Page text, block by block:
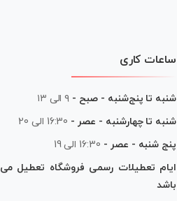
ساعات کاری
شنبه تا پنج‌شنبه - صبح - ۹ الی ۱۳
شنبه تا چهارشنبه - عصر - 16:30 الی 20
پنج شنبه - عصر - 16:30 الی 19
ایام تعطیلات رسمی فروشگاه تعطیل می
باشد